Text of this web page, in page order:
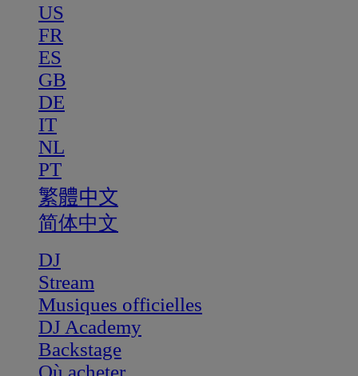
US
FR
ES
GB
DE
IT
NL
PT
繁體中文
简体中文
DJ
Stream
Musiques officielles
DJ Academy
Backstage
Où acheter